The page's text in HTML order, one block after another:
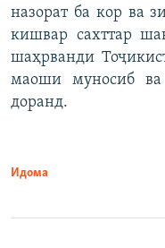
назорат ба кор ва
кишвар сахттар
шаҳрванди
маоши муносиб ва
доранд.
Идома